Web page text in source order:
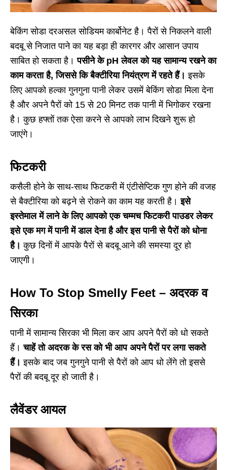
बेकिंग सोडा दरअसल सोडियम कार्बोनेट है। पैरों से निकलने वाली
बदबू से निजात पाने का यह बड़ा ही कारगर और आसान उपाय
साबित हो सकता है।पसीने के pH लेवल को यह सामान्य रखने का
काम करता है, जिससे कि बैक्टीरिया नियंत्रण में रहते हैं। इसके
लिए आपको हल्का गुनगुना पानी लेकर उसमें बेकिंग सोडा मिला देना
है और अपने पैरों को 15 से 20 मिनट तक पानी में भिगोकर रखना
है। कुछ हफ्तों तक ऐसा करने से आपको लाभ दिखने शुरू हो
जाएंगे।
फिटकरी
कसैली होने के साथ-साथ फिटकरी में एंटीसेप्टिक गुण होने की वजह
से बैक्टीरिया को बढ़ने से रोकने का काम यह करती है।इसे
इस्तेमाल में लाने के लिए आपको एक चम्मच फिटकरी पाउडर लेकर
इसे एक मग में पानी में डाल देना है और इस पानी से पैरों को धोना
है।कुछ दिनों में आपके पैरों से बदबू आने की समस्या दूर हो
जाएगी।
How To Stop Smelly Feet – अदरक व
सिरका
पानी में सामान्य सिरका भी मिला कर आप अपने पैरों को धो सकते
हैं।चाहें तो अदरक के रस को भी आप अपने पैरों पर लगा सकते
हैं। इसके बाद जब गुनगुने पानी से पैरों को आप धो लेंगे तो इससे
पैरों की बदबू दूर हो जाती है।
लैवेंडर आयल